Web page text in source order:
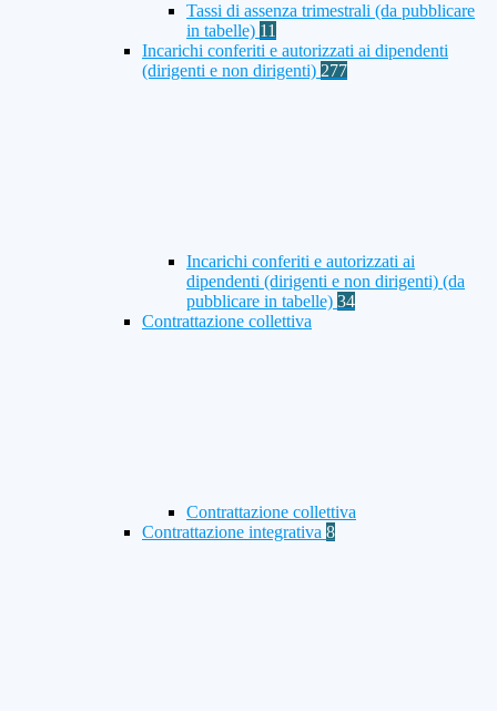
Tassi di assenza trimestrali (da pubblicare
in tabelle) 11
Incarichi conferiti e autorizzati ai dipendenti
(dirigenti e non dirigenti) 277
Incarichi conferiti e autorizzati ai
dipendenti (dirigenti e non dirigenti) (da
pubblicare in tabelle) 34
Contrattazione collettiva
Contrattazione collettiva
Contrattazione integrativa 8